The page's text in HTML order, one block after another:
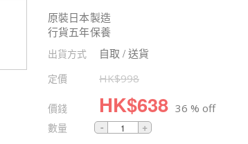
原裝日本製造
行貨五年保養
出貨方式 自取 / 送貨
定價 HK$998
價錢 HK$638 36 % off
數量